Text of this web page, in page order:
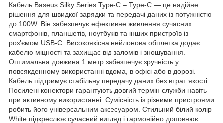
Кабель Baseus Silky Series Type-C – Type-C — це надійне
рішення для швидкої зарядки та передачі даних із потужністю
до 100W. Він забезпечує ефективне живлення сучасних
смартфонів, планшетів, ноутбуків та інших пристроїв із
роз’ємом USB-C. Високоякісна нейлонова обплетка додає
кабелю міцності та захищає від заломів і зношування.
Оптимальна довжина 1 метр забезпечує зручність у
повсякденному використанні вдома, в офісі або в дорозі.
Кабель підтримує стабільну передачу даних без втрат якості.
Посилені конектори гарантують довгий термін служби навіть
при активному використанні. Сумісність із різними пристроями
робить його універсальним аксесуаром. Стильний білий колір
White підкреслює сучасний вигляд і гармонійно доповнює